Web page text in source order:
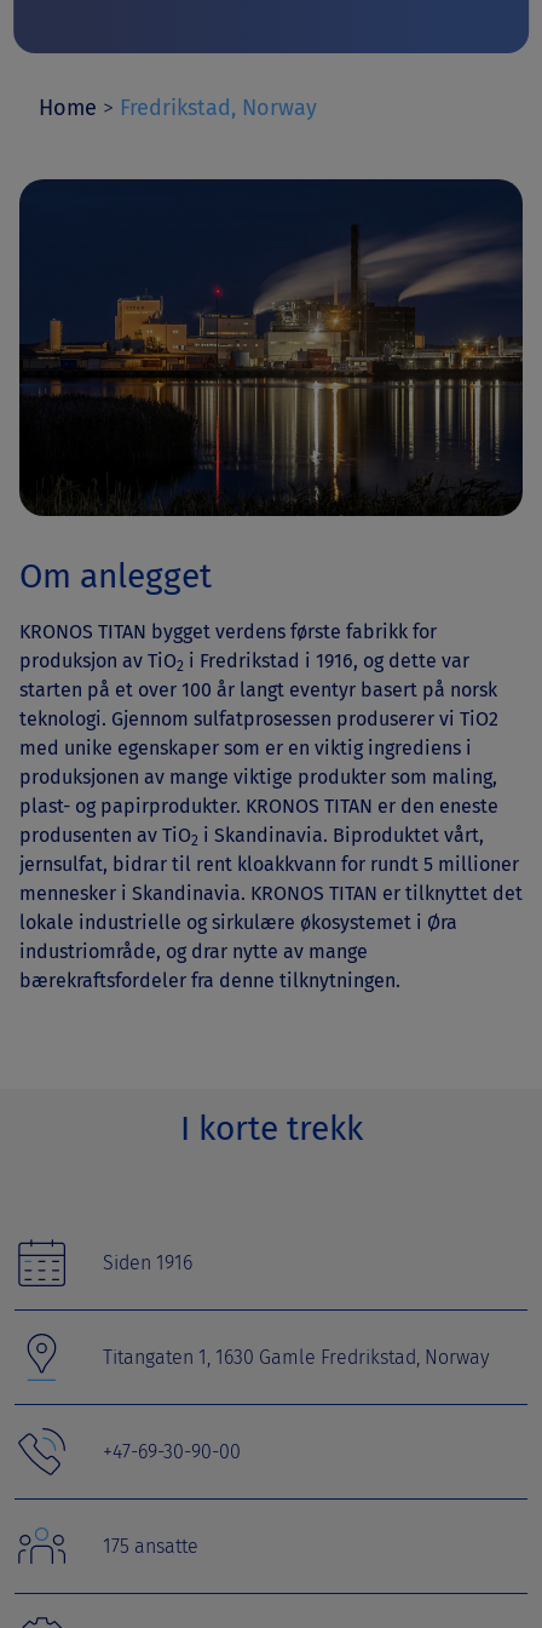
Home > Fredrikstad, Norway
Om anlegget
KRONOS TITAN bygget verdens første fabrikk for
produksjon av TiO2 i Fredrikstad i 1916, og dette var
starten på et over 100 år langt eventyr basert på norsk
teknologi. Gjennom sulfatprosessen produserer vi TiO2
med unike egenskaper som er en viktig ingrediens i
produksjonen av mange viktige produkter som maling,
plast- og papirprodukter. KRONOS TITAN er den eneste
produsenten av TiO2 i Skandinavia. Biproduktet vårt,
jernsulfat, bidrar til rent kloakkvann for rundt 5 millioner
mennesker i Skandinavia. KRONOS TITAN er tilknyttet det
lokale industrielle og sirkulære økosystemet i Øra
industriområde, og drar nytte av mange
bærekraftsfordeler fra denne tilknytningen.
I korte trekk
Siden 1916
Titangaten 1, 1630 Gamle Fredrikstad, Norway
+47-69-30-90-00
175 ansatte